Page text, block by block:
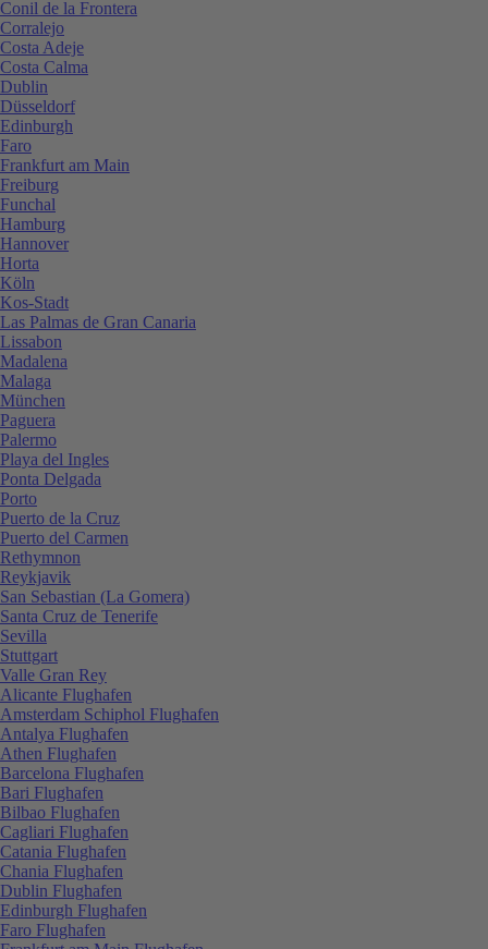
Conil de la Frontera
Corralejo
Costa Adeje
Costa Calma
Dublin
Düsseldorf
Edinburgh
Faro
Frankfurt am Main
Freiburg
Funchal
Hamburg
Hannover
Horta
Köln
Kos-Stadt
Las Palmas de Gran Canaria
Lissabon
Madalena
Malaga
München
Paguera
Palermo
Playa del Ingles
Ponta Delgada
Porto
Puerto de la Cruz
Puerto del Carmen
Rethymnon
Reykjavik
San Sebastian (La Gomera)
Santa Cruz de Tenerife
Sevilla
Stuttgart
Valle Gran Rey
Alicante Flughafen
Amsterdam Schiphol Flughafen
Antalya Flughafen
Athen Flughafen
Barcelona Flughafen
Bari Flughafen
Bilbao Flughafen
Cagliari Flughafen
Catania Flughafen
Chania Flughafen
Dublin Flughafen
Edinburgh Flughafen
Faro Flughafen